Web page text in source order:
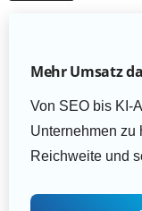
Mehr Umsatz
Von SEO bis KI-
Unternehmen zu
Reichweite und